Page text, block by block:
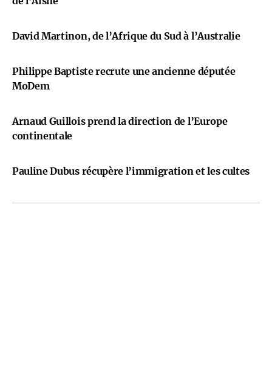
David Martinon, de l’Afrique du Sud à l’Australie
Philippe Baptiste recrute une ancienne députée
MoDem
Arnaud Guillois prend la direction de l’Europe
continentale
Pauline Dubus récupère l’immigration et les cultes